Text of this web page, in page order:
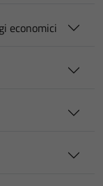
economici